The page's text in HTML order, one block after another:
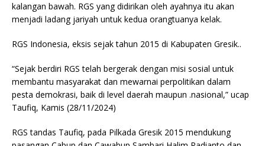
kalangan bawah. RGS yang didirikan oleh ayahnya itu akan
menjadi ladang jariyah untuk kedua orangtuanya kelak.
RGS Indonesia, eksis sejak tahun 2015 di Kabupaten Gresik..
“Sejak berdiri RGS telah bergerak dengan misi sosial untuk
membantu masyarakat dan mewarnai perpolitikan dalam
pesta demokrasi, baik di level daerah maupun .nasional,” ucap
Taufiq, Kamis (28/11/2024)
RGS tandas Taufiq, pada Pilkada Gresik 2015 mendukung